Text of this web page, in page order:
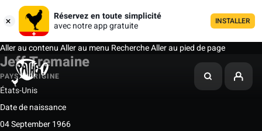
Réservez en toute simplicité
avec notre app gratuite
INSTALLER
Aller au contenuAller au menu RechercheAller au pied de page
Jeff Tremaine
PAYS D'ORIGINE
États-Unis
Date de naissance
04 September 1966